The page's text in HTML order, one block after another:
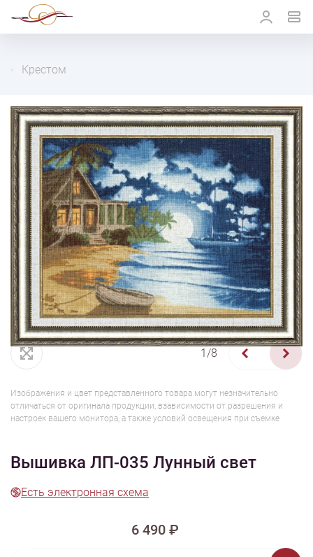
Крестом
1/8
Изображения и цвет представленного товара могут незначительно
отличаться от оригинала продукции, взависимости от разрешения и
настроек вашего монитора, а также условий освещения при съемке
Вышивка ЛП-035 Лунный свет
Есть электронная схема
6 490 ₽